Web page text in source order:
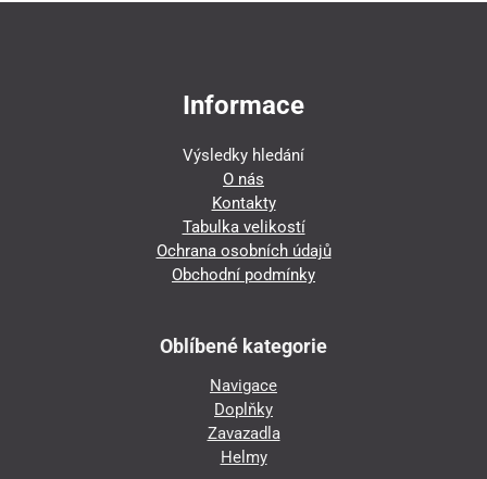
Informace
Výsledky hledání
O nás
Kontakty
Tabulka velikostí
Ochrana osobních údajů
Obchodní podmínky
Oblíbené kategorie
Navigace
Doplňky
Zavazadla
Helmy